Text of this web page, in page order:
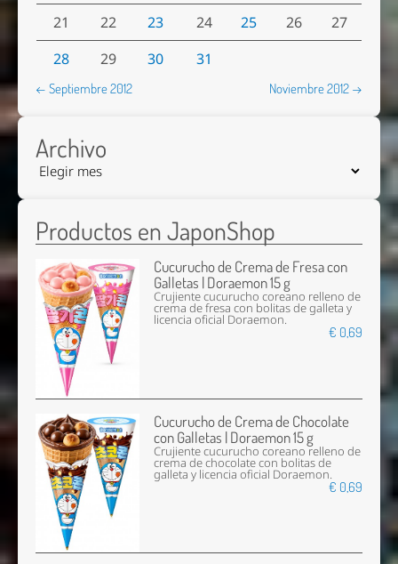
21
22 23 24 25 26
27
28
29 30 31
← Septiembre 2012 Noviembre 2012 →
Archivo
Productos en JaponShop
Cucurucho de Crema de Fresa con
Galletas | Doraemon 15 g
Crujiente cucurucho coreano relleno de
crema de fresa con bolitas de galleta y
licencia oficial Doraemon.
€ 0,69
Cucurucho de Crema de Chocolate
con Galletas | Doraemon 15 g
Crujiente cucurucho coreano relleno de
crema de chocolate con bolitas de
galleta y licencia oficial Doraemon.
€ 0,69